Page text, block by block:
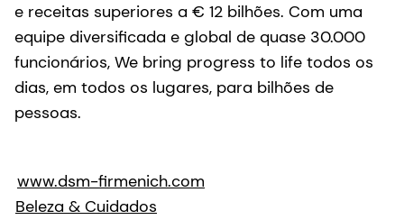
e receitas superiores a € 12 bilhões. Com uma
equipe diversificada e global de quase 30.000
funcionários, We bring progress to life todos os
dias, em todos os lugares, para bilhões de
pessoas.
www.dsm-firmenich.com
Beleza & Cuidados